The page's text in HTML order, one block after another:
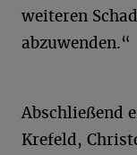
weiteren
abzuwenden.“
Abschließend
Krefeld,